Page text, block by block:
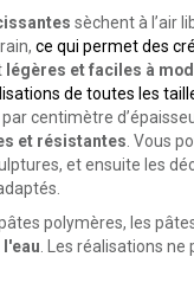
sèchent à l’air
ce qui permet des
légères et faciles à
de toutes les
centimètre
et résistantes . Vous
et ensuite les
polymères, les
. Les réalisations